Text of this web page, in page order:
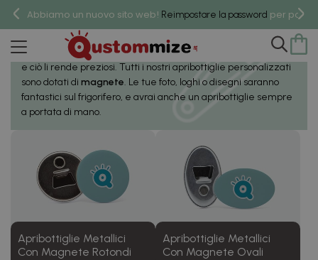
Abbiamo un nuovo sito web! Reimpostare la password per poter
Apribottiglie Personalizzati
Gli apribottiglie personalizzatisono un prodotto molto utile,
e ciò li rende preziosi. Tutti i nostri apribottiglie personalizzati
sono dotati di magnete. Le tue foto, loghi o disegni saranno
fantastici sul frigorifero, e avrai anche un apribottiglie sempre
a portata di mano.
Apribottiglie Metallici
Con Magnete Rotondi
Apribottiglie Metallici
Con Magnete Ovali